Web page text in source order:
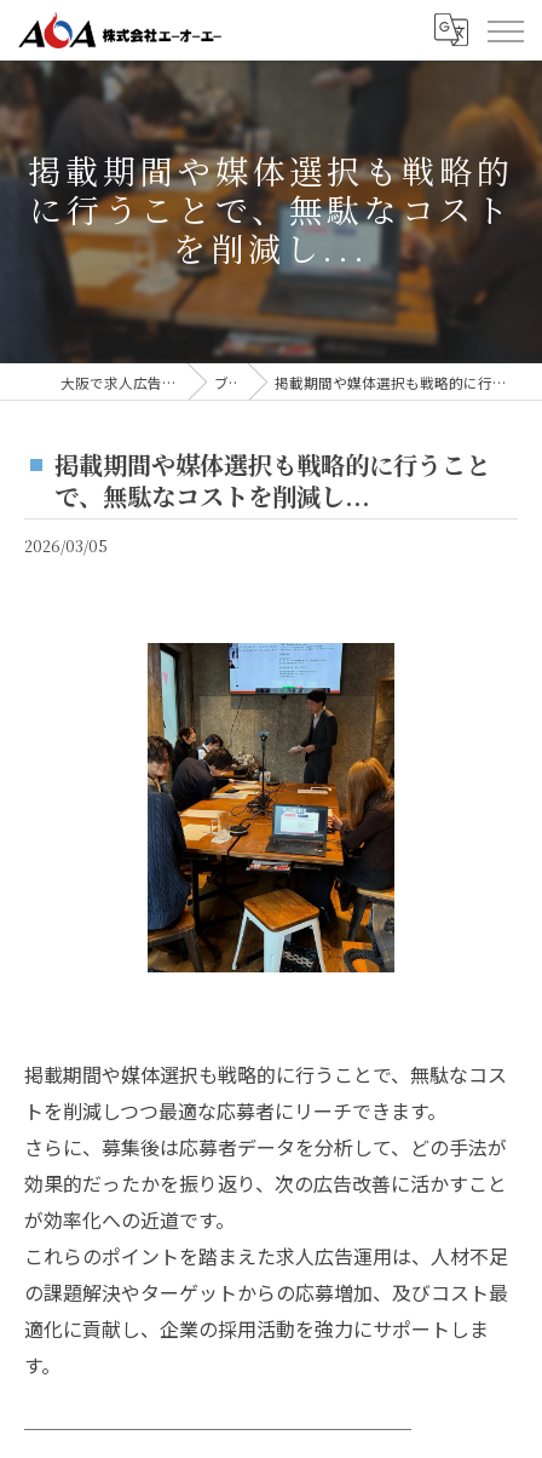
掲載期間や媒体選択も戦略的
に行うことで、無駄なコスト
を削減し...
大阪で求人広告なら株式会社AOA ブログ 掲載期間や媒体選択も戦略的に行うことで、無駄なコストを削減し...
掲載期間や媒体選択も戦略的に行うこと
で、無駄なコストを削減し...
2026/03/05
掲載期間や媒体選択も戦略的に行うことで、無駄なコス
トを削減しつつ最適な応募者にリーチできます。
さらに、募集後は応募者データを分析して、どの手法が
効果的だったかを振り返り、次の広告改善に活かすこと
が効率化への近道です。
これらのポイントを踏まえた求人広告運用は、人材不足
の課題解決やターゲットからの応募増加、及びコスト最
適化に貢献し、企業の採用活動を強力にサポートしま
す。
￣￣￣￣￣￣￣￣￣￣￣￣￣￣￣￣￣￣￣￣